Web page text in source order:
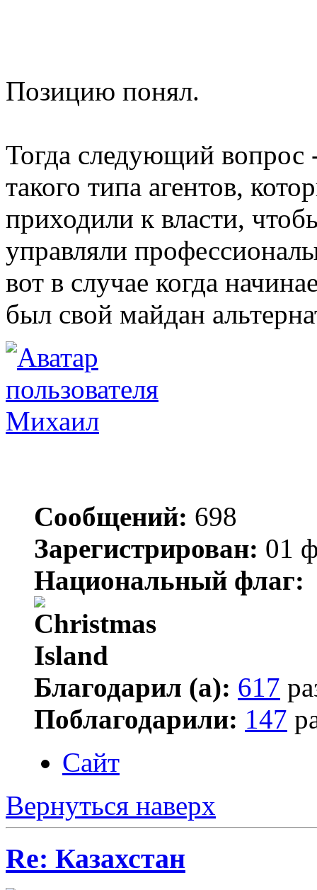
Позицию понял.
Тогда следующий вопрос
такого типа агентов,
приходили к власти,
управляли
вот в случае когда
был свой майдан
Михаил
Сообщений: 698
Зарегистрирован: 01
Национальный флаг:
Благодарил (а): 617
Поблагодарили: 147
Сайт
Вернуться наверх
Re: Казахстан